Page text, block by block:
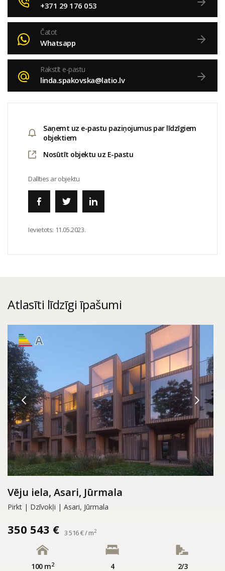
+371 29 176 053
Čatot
Whatsapp
Rakstīt e-pastu
linda.spakovska@latio.lv
Saņemt uz e-pastu paziņojumus par līdzīgiem
objektiem
Nosūtīt objektu uz E-pastu
Dalīties ar objektu
Ievietots: 11.05.2023.
Atlasīti līdzīgi īpašumi
A
Vēju iela, Asari, Jūrmala
Pirkt | Dzīvokļi | Asari, Jūrmala
350 543 € 3 516 € / m2
100 m2 4 2/3